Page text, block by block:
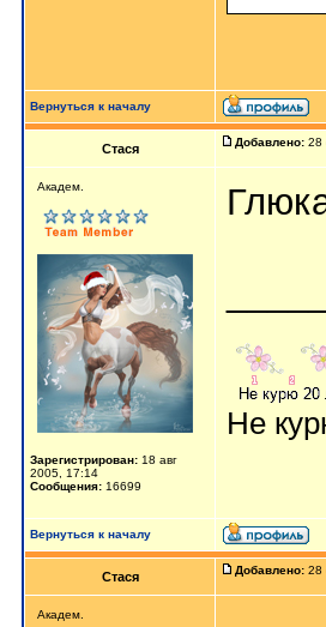
Вернуться к началу
Стася Добавлено: 28
Aкaдeм.
Зарегистрирован: 18 авг
2005, 17:14
Сообщения: 16699
Не
Вернуться к началу
Стася Добавлено: 28
Aкaдeм.